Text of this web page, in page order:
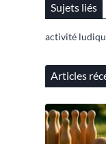
Sujets liés
activité
Articles